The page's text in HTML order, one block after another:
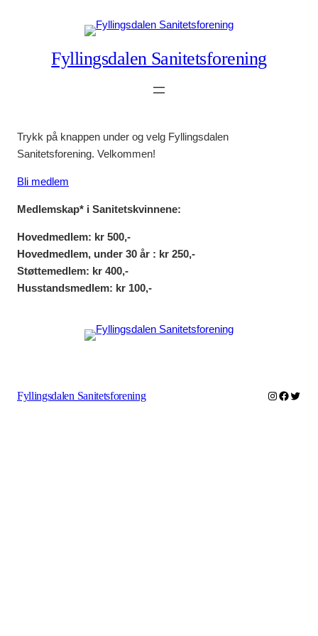
Fyllingsdalen Sanitetsforening
Trykk på knappen under og velg Fyllingsdalen
Sanitetsforening. Velkommen!
Bli medlem
Medlemskap* i Sanitetskvinnene:
Hovedmedlem: kr 500,-
Hovedmedlem, under 30 år : kr 250,-
Støttemedlem: kr 400,-
Husstandsmedlem: kr 100,-
Fyllingsdalen Sanitetsforening Instagram